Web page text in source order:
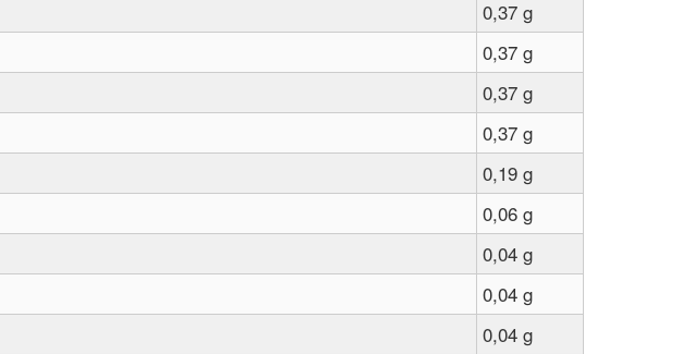
0,37 g
0,37 g
0,37 g
0,37 g
0,19 g
0,06 g
0,04 g
0,04 g
0,04 g